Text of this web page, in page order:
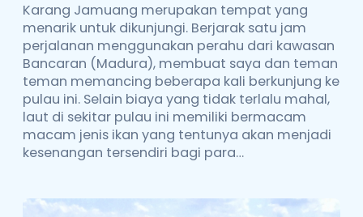
Karang Jamuang merupakan tempat yang
menarik untuk dikunjungi. Berjarak satu jam
perjalanan menggunakan perahu dari kawasan
Bancaran (Madura), membuat saya dan teman
teman memancing beberapa kali berkunjung ke
pulau ini. Selain biaya yang tidak terlalu mahal,
laut di sekitar pulau ini memiliki bermacam
macam jenis ikan yang tentunya akan menjadi
kesenangan tersendiri bagi para…